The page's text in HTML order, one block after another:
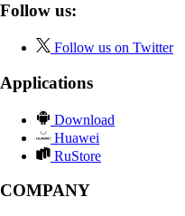
Follow us:
Follow us on Twitter
Applications
Download
Huawei
RuStore
COMPANY